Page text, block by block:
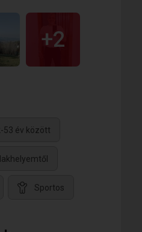
+2
53 év között
Sportos